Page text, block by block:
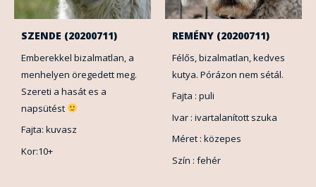
SZENDE (20200711)
Emberekkel bizalmatlan, a
menhelyen öregedett meg.
Szereti a hasát es a
napsütést
Fajta: kuvasz
Kor:10+
REMÉNY (20200711)
Félős, bizalmatlan, kedves
kutya. Pórázon nem sétál.
Fajta : puli
Ivar : ivartalanított szuka
Méret : közepes
Szín : fehér